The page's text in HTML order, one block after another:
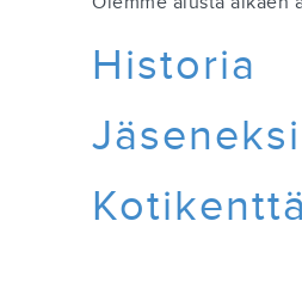
Historia
Jäseneksi
Kotikenttä